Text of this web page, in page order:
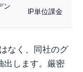
ン
IP単位課金
なく、同社のグ
出します。厳密